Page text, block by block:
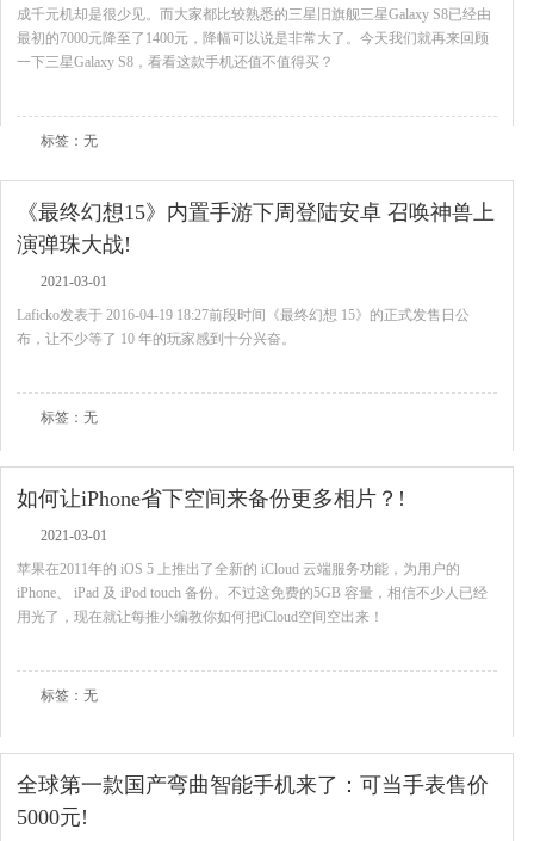
成千元机却是很少见。而大家都比较熟悉的三星旧旗舰三星Galaxy S8已经由
最初的7000元降至了1400元，降幅可以说是非常大了。今天我们就再来回顾
一下三星Galaxy S8，看看这款手机还值不值得买？
标签：无
《最终幻想15》内置手游下周登陆安卓 召唤神兽上
演弹珠大战!
2021-03-01
Laficko发表于 2016-04-19 18:27前段时间《最终幻想 15》的正式发售日公
布，让不少等了 10 年的玩家感到十分兴奋。
标签：无
如何让iPhone省下空间来备份更多相片？!
2021-03-01
苹果在2011年的 iOS 5 上推出了全新的 iCloud 云端服务功能，为用户的
iPhone、 iPad 及 iPod touch 备份。不过这免费的5GB 容量，相信不少人已经
用光了，现在就让每推小编教你如何把iCloud空间空出来！
标签：无
全球第一款国产弯曲智能手机来了：可当手表售价
5000元!